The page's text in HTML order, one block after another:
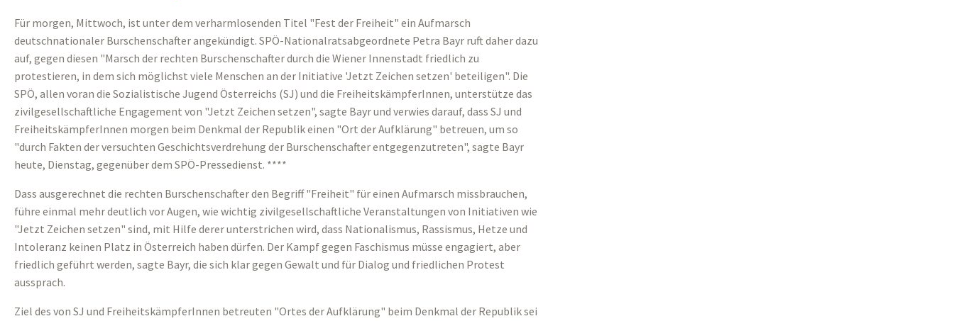
Für morgen, Mittwoch, ist unter dem verharmlosenden Titel "Fest der Freiheit" ein Aufmarsch
deutschnationaler Burschenschafter angekündigt. SPÖ-Nationalratsabgeordnete Petra Bayr ruft daher dazu
auf, gegen diesen "Marsch der rechten Burschenschafter durch die Wiener Innenstadt friedlich zu
protestieren, in dem sich möglichst viele Menschen an der Initiative 'Jetzt Zeichen setzen' beteiligen". Die
SPÖ, allen voran die Sozialistische Jugend Österreichs (SJ) und die FreiheitskämpferInnen, unterstütze das
zivilgesellschaftliche Engagement von "Jetzt Zeichen setzen", sagte Bayr und verwies darauf, dass SJ und
FreiheitskämpferInnen morgen beim Denkmal der Republik einen "Ort der Aufklärung" betreuen, um so
"durch Fakten der versuchten Geschichtsverdrehung der Burschenschafter entgegenzutreten", sagte Bayr
heute, Dienstag, gegenüber dem SPÖ-Pressedienst. ****
Dass ausgerechnet die rechten Burschenschafter den Begriff "Freiheit" für einen Aufmarsch missbrauchen,
führe einmal mehr deutlich vor Augen, wie wichtig zivilgesellschaftliche Veranstaltungen von Initiativen wie
"Jetzt Zeichen setzen" sind, mit Hilfe derer unterstrichen wird, dass Nationalismus, Rassismus, Hetze und
Intoleranz keinen Platz in Österreich haben dürfen. Der Kampf gegen Faschismus müsse engagiert, aber
friedlich geführt werden, sagte Bayr, die sich klar gegen Gewalt und für Dialog und friedlichen Protest
aussprach.
Ziel des von SJ und FreiheitskämpferInnen betreuten "Ortes der Aufklärung" beim Denkmal der Republik sei